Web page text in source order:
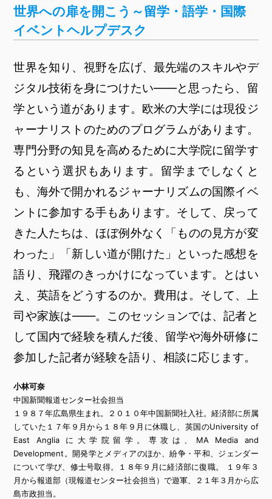
世界への扉を開こう～留学・語学・国際
イベントヘルプデスク
世界を知り、視野を広げ、最先端のスキルやデ
ジタル技術を身につけたい――と思ったら、留
学という道があります。欧米の大学には現役ジ
ャーナリストのためのプログラムがあります。
専門分野の知見を高めるために大学院に留学す
るという選択もあります。留学までしなくと
も、海外で開かれるジャーナリズムの国際イベ
ントに参加する手もあります。そして、戻って
きた人たちは、ほぼ例外なく「ものの見方が変
わった」「新しい道が開けた」といった感想を
語り、飛躍のきっかけになっています。とはい
え、英語をどうするのか。費用は。そして、上
司や家族は――。このセッションでは、記者と
して国内で経験を積んだ後、留学や海外研修に
参加した記者が経験を語り、相談に応じます。
小林可奈
中国新聞報道センター社会担当
１９８７年広島県生まれ。２０１０年中国新聞社入社。経済部に所属
していた１７年９月から１８年９月に休職し、英国のUniversity of
East Anglia に大学院留学。専攻は、MA Media and
Development。開発学とメディアのほか、紛争・平和、ジェンダー
について学び、修士号取得。１８年９月に経済部に復職。 １９年３
月から報道部（現報道センター社会担当）で遊軍、２１年３月から広
島市政担当。